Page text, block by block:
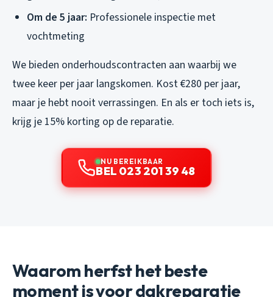
Om de 5 jaar: Professionele inspectie met
vochtmeting
We bieden onderhoudscontracten aan waarbij we
twee keer per jaar langskomen. Kost €280 per jaar,
maar je hebt nooit verrassingen. En als er toch iets is,
krijg je 15% korting op de reparatie.
NU BEREIKBAAR
BEL 023 201 39 48
Waarom herfst het beste
moment is voor dakreparatie